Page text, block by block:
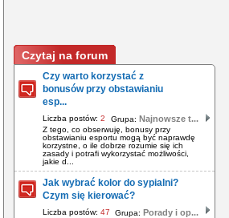
Czytaj na forum
Czy warto korzystać z
bonusów przy obstawianiu
esp...
Liczba postów: 2 Grupa: Najnowsze t...
Z tego, co obserwuję, bonusy przy
obstawianiu esportu mogą być naprawdę
korzystne, o ile dobrze rozumie się ich
zasady i potrafi wykorzystać możliwości,
jakie d...
Jak wybrać kolor do sypialni?
Czym się kierować?
Liczba postów: 47 Grupa: Porady i op...